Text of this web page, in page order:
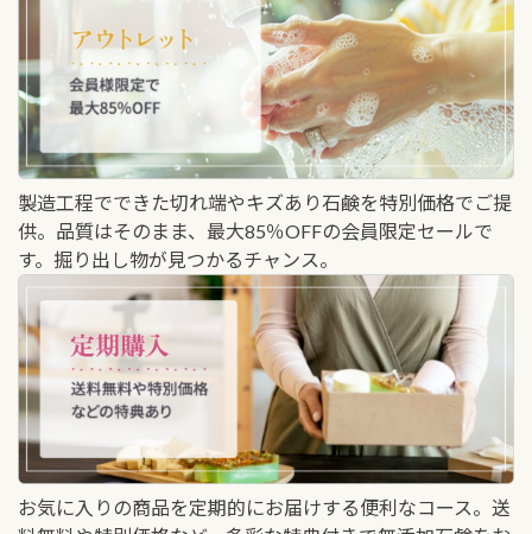
製造工程でできた切れ端やキズあり石鹸を特別価格でご提
供。品質はそのまま、最大85％OFFの会員限定セールで
す。掘り出し物が見つかるチャンス。
お気に入りの商品を定期的にお届けする便利なコース。送